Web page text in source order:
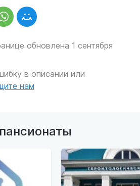
обновлена 1 сентября
в описании или
нам